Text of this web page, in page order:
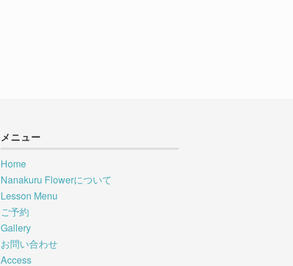
メニュー
Home
Nanakuru Flowerについて
Lesson Menu
ご予約
Gallery
お問い合わせ
Access